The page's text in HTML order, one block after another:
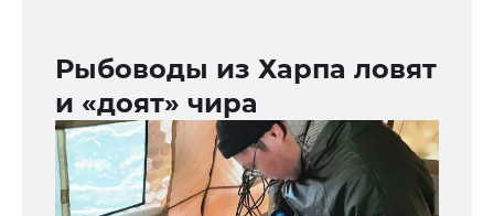
Рыбоводы из Харпа ловят
и «доят» чира